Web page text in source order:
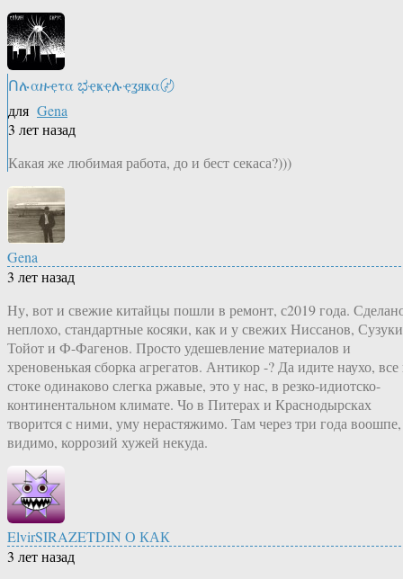
Ոሉαዙҿτα ಭҿҝҿሉҿʓяҝα〄
для Gena
3 лет назад
Какая же любимая работа, до и бест секаса?)))
Gena
3 лет назад
Ну, вот и свежие китайцы пошли в ремонт, с2019 года.
неплохо, стандартные косяки, как и у свежих Ниссанов,
Тойот и Ф-Фагенов. Просто удешевление материалов и
хреновенькая сборка агрегатов. Антикор -? Да идите наухо, все
стоке одинаково слегка ржавые, это у нас, в резко-идиотско-
континентальном климате. Чо в Питерах и Краснодырсках
творится с ними, уму нерастяжимо. Там через три года воошпе,
видимо, коррозий хужей некуда.
ElvirSIRAZETDIN О КАК
3 лет назад